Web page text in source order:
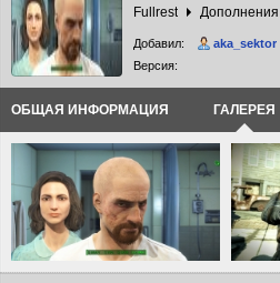
Fullrest Дополнения
Добавил:
aka_sektor
Версия:
ОБЩАЯ ИНФОРМАЦИЯ ГАЛЕРЕЯ